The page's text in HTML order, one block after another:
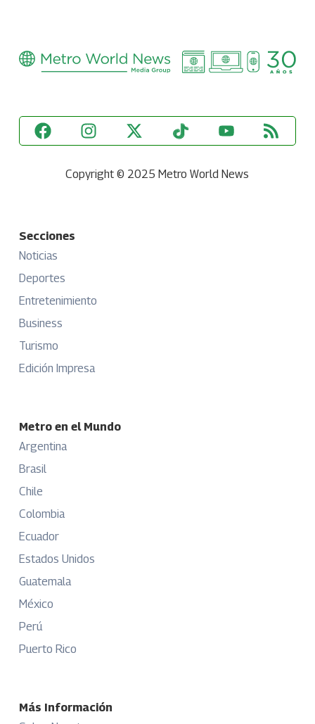
Copyright © 2025 Metro World News
Secciones
Noticias
Deportes
Entretenimiento
Business
Turismo
Edición Impresa
Metro en el Mundo
Argentina
Brasil
Chile
Colombia
Ecuador
Estados Unidos
Guatemala
México
Perú
Puerto Rico
Más Información